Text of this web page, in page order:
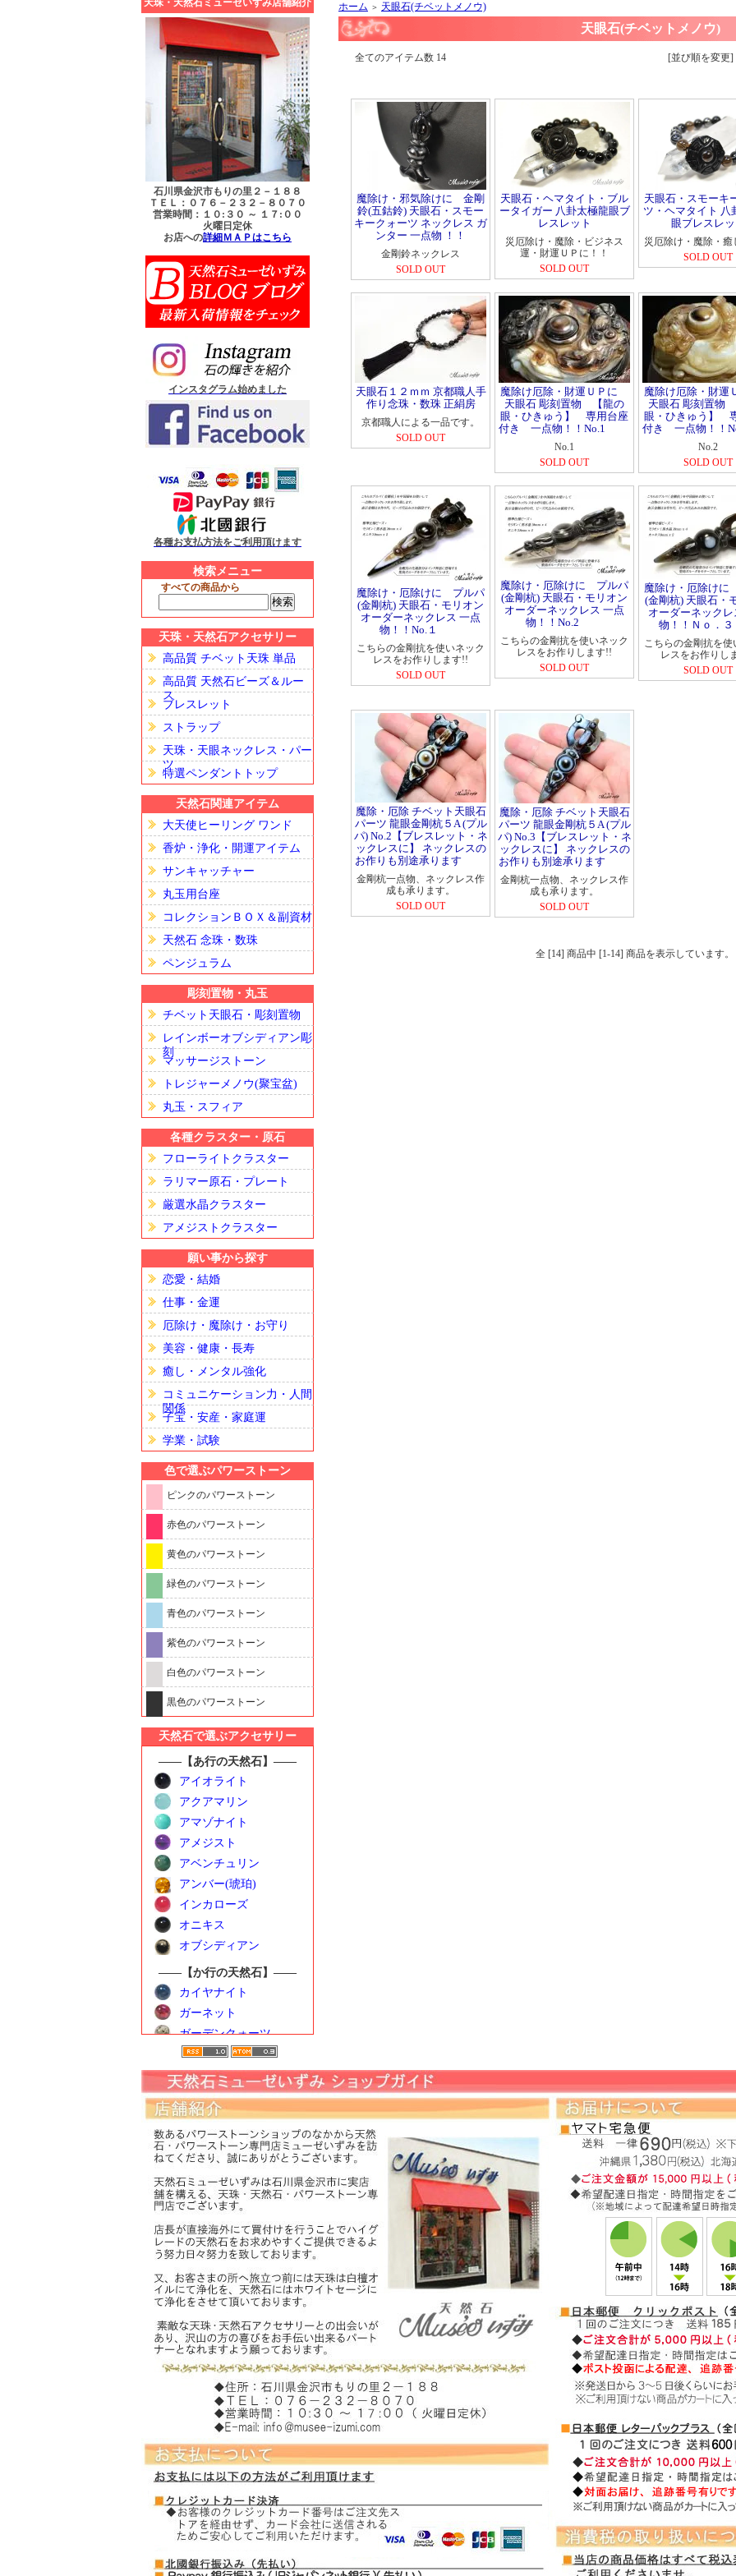
天珠・天然石ミューゼいずみ店舗紹介
石川県金沢市もりの里２－１８８
ＴＥＬ：０７６－２３２－８０７０
営業時間：１０:３０ ～ １７:００
火曜日定休
お店への詳細ＭＡＰはこちら
インスタグラム始めました
各種お支払方法をご利用頂けます
検索メニュー
すべての商品から
天珠・天然石アクセサリー
高品質 チベット天珠 単品
高品質 天然石ビーズ＆ルー
ス
ブレスレット
ストラップ
天珠・天眼ネックレス・パー
ツ
特選ペンダントトップ
天然石関連アイテム
大天使ヒーリング ワンド
香炉・浄化・開運アイテム
サンキャッチャー
丸玉用台座
コレクションＢＯＸ＆副資材
天然石 念珠・数珠
ペンジュラム
彫刻置物・丸玉
チベット天眼石・彫刻置物
レインボーオブシディアン彫
刻
マッサージストーン
トレジャーメノウ(聚宝盆)
丸玉・スフィア
各種クラスター・原石
フローライトクラスター
ラリマー原石・プレート
厳選水晶クラスター
アメジストクラスター
願い事から探す
恋愛・結婚
仕事・金運
厄除け・魔除け・お守り
美容・健康・長寿
癒し・メンタル強化
コミュニケーション力・人間
関係
子宝・安産・家庭運
学業・試験
色で選ぶパワーストーン
ピンクのパワーストーン
赤色のパワーストーン
黄色のパワーストーン
緑色のパワーストーン
青色のパワーストーン
紫色のパワーストーン
白色のパワーストーン
黒色のパワーストーン
天然石で選ぶアクセサリー
――【あ行の天然石】――
アイオライト
アクアマリン
アマゾナイト
アメジスト
アベンチュリン
アンバー(琥珀)
インカローズ
オニキス
オブシディアン
――【か行の天然石】――
カイヤナイト
ガーネット
ガーデンクォーツ
カーネリアン
クンツァイト
ゴールデンベリル
――【さ行の天然石】――
サンストーン
シトリン
シーブルーカルセドニ
ー
水晶（クォーツ）
スギライト
スモーキークォーツ
――【た行の天然石】――
タイガーアイ
チャロアイト
天眼石(チベットメノ
トパーズ
トルマリン
――【は行の天然石】――
ハイパースシーン
翡翠
ピンクオパール
ブルーレースアゲート
プレナイト
フローライト
ホーム ＞ 天眼石(チベットメノウ)
天眼石(チベットメノウ)
全てのアイテム数 14 [並び順を変更]
魔除け・邪気除けに 金剛
鈴(五鈷鈴) 天眼石・スモー
キークォーツ ネックレス ガ
ンター 一点物 ！！
金剛鈴ネックレス
SOLD OUT
天眼石・ヘマタイト・ブル
ータイガー 八卦太極龍眼ブ
レスレット
災厄除け・魔除・ビジネス
運・財運ＵＰに！！
SOLD OUT
天眼石・スモーキ
ツ・ヘマタイト 八
眼ブレスレッ
災厄除け・魔除・癒
SOLD OUT
天眼石１２ｍｍ 京都職人手
作り念珠・数珠 正絹房
京都職人による一品です。
SOLD OUT
魔除け厄除・財運ＵＰに
天眼石 彫刻置物 【龍の
眼・ひきゅう】 専用台座
付き 一点物！！No.1
No.1
SOLD OUT
魔除け厄除・財運
天眼石 彫刻置物
眼・ひきゅう】
付き 一点物！！
No.2
SOLD OUT
魔除け・厄除けに プルパ
(金剛杭) 天眼石・モリオン
オーダーネックレス 一点
物！！No.１
こちらの金剛抗を使いネック
レスをお作りします!!
SOLD OUT
魔除け・厄除けに プルパ
(金剛杭) 天眼石・モリオン
オーダーネックレス 一点
物！！No.2
こちらの金剛抗を使いネック
レスをお作りします!!
SOLD OUT
魔除け・厄除け
(金剛杭) 天眼石・
オーダーネックレ
物！！Ｎｏ．３
こちらの金剛抗を使
レスをお作りし
SOLD OUT
魔除・厄除 チベット天眼石
パーツ 龍眼金剛杭５A (プル
パ) No.2【ブレスレット・ネ
ックレスに】 ネックレスの
お作りも別途承ります
金剛杭一点物、ネックレス作
成も承ります。
SOLD OUT
魔除・厄除 チベット天眼石
パーツ 龍眼金剛杭５A (プル
パ) No.3【ブレスレット・ネ
ックレスに】 ネックレスの
お作りも別途承ります
金剛杭一点物、ネックレス作
成も承ります。
SOLD OUT
全 [14] 商品中 [1-14] 商品を表示しています。